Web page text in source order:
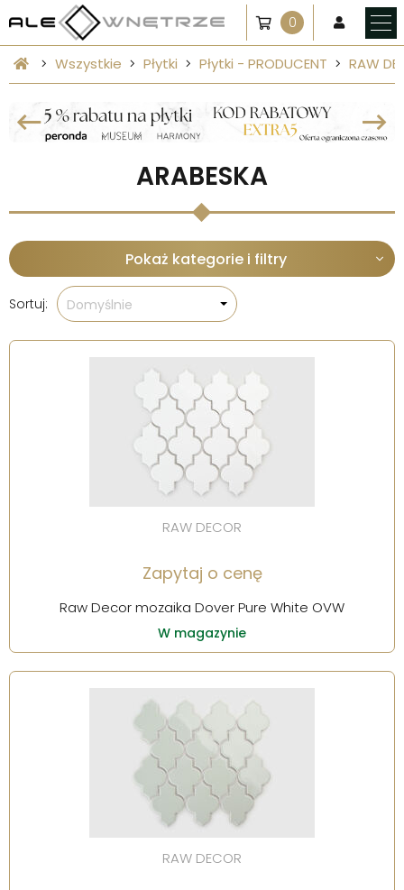
0
Wszystkie Płytki Płytki - PRODUCENT RAW
ARABESKA
Pokaż kategorie i filtry
Sortuj: Domyślnie
RAW DECOR
Zapytaj o cenę
Raw Decor mozaika Dover Pure White OVW
W magazynie
RAW DECOR